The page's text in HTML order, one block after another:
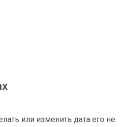
или изменить дата его не